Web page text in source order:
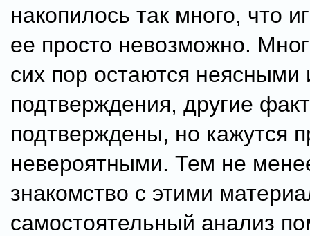
накопилось так много, что
ее просто невозможно.
сих пор остаются неясными
подтверждения, другие
подтверждены, но кажутся
невероятными. Тем не
знакомство с этими
самостоятельный анализ